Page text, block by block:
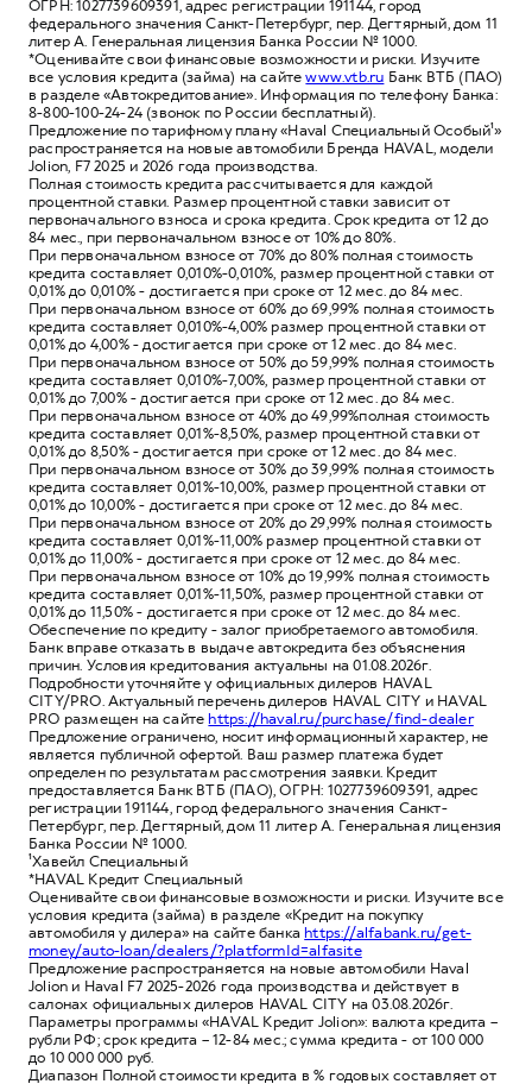
ОГРН: 1027739609391, адрес регистрации 191144, город
федерального значения Санкт-Петербург, пер. Дегтярный, дом 11
литер А. Генеральная лицензия Банка России № 1000.
*Оценивайте свои финансовые возможности и риски. Изучите
все условия кредита (займа) на сайтеwww.vtb.ru Банк ВТБ (ПАО)
в разделе «Автокредитование». Информация по телефону Банка:
8-800-100-24-24 (звонок по России бесплатный).
Предложение по тарифному плану «Haval Специальный Особый¹»
распространяется на новые автомобили Бренда HAVAL, модели
Jolion, F7 2025 и 2026 года производства.
Полная стоимость кредита рассчитывается для каждой
процентной ставки. Размер процентной ставки зависит от
первоначального взноса и срока кредита. Срок кредита от 12 до
84 мес., при первоначальном взносе от 10% до 80%.
При первоначальном взносе от 70% до 80% полная стоимость
кредита составляет 0,010%-0,010%, размер процентной ставки от
0,01% до 0,010% - достигается при сроке от 12 мес. до 84 мес.
При первоначальном взносе от 60% до 69,99% полная стоимость
кредита составляет 0,010%-4,00% размер процентной ставки от
0,01% до 4,00% - достигается при сроке от 12 мес. до 84 мес.
При первоначальном взносе от 50% до 59,99% полная стоимость
кредита составляет 0,010%-7,00%, размер процентной ставки от
0,01% до 7,00% - достигается при сроке от 12 мес. до 84 мес.
При первоначальном взносе от 40% до 49,99%полная стоимость
кредита составляет 0,01%-8,50%, размер процентной ставки от
0,01% до 8,50% - достигается при сроке от 12 мес. до 84 мес.
При первоначальном взносе от 30% до 39,99% полная стоимость
кредита составляет 0,01%-10,00%, размер процентной ставки от
0,01% до 10,00% - достигается при сроке от 12 мес. до 84 мес.
При первоначальном взносе от 20% до 29,99% полная стоимость
кредита составляет 0,01%-11,00% размер процентной ставки от
0,01% до 11,00% - достигается при сроке от 12 мес. до 84 мес.
При первоначальном взносе от 10% до 19,99% полная стоимость
кредита составляет 0,01%-11,50%, размер процентной ставки от
0,01% до 11,50% - достигается при сроке от 12 мес. до 84 мес.
Обеспечение по кредиту - залог приобретаемого автомобиля.
Банк вправе отказать в выдаче автокредита без объяснения
причин. Условия кредитования актуальны на 01.08.2026г.
Подробности уточняйте у официальных дилеров HAVAL
CITY/PRO. Актуальный перечень дилеров HAVAL CITY и HAVAL
PRO размещен на сайтеhttps://haval.ru/purchase/find-dealer
Предложение ограничено, носит информационный характер, не
является публичной офертой. Ваш размер платежа будет
определен по результатам рассмотрения заявки. Кредит
предоставляется Банк ВТБ (ПАО), ОГРН: 1027739609391, адрес
регистрации 191144, город федерального значения Санкт-
Петербург, пер. Дегтярный, дом 11 литер А. Генеральная лицензия
Банка России № 1000.
¹Хавейл Специальный
*HAVAL Кредит Специальный
Оценивайте свои финансовые возможности и риски. Изучите все
условия кредита (займа) в разделе «Кредит на покупку
автомобиля у дилера» на сайте банкаhttps://alfabank.ru/get-
money/auto-loan/dealers/?platformId=alfasite
Предложение распространяется на новые автомобили Haval
Jolion и Haval F7 2025-2026 года производства и действует в
салонах официальных дилеров HAVAL CITY на 03.08.2026г.
Параметры программы «HAVAL Кредит Jolion»: валюта кредита –
рубли РФ; срок кредита – 12-84 мес.; сумма кредита - от 100 000
до 10 000 000 руб.
Диапазон Полной стоимости кредита в % годовых составляет от